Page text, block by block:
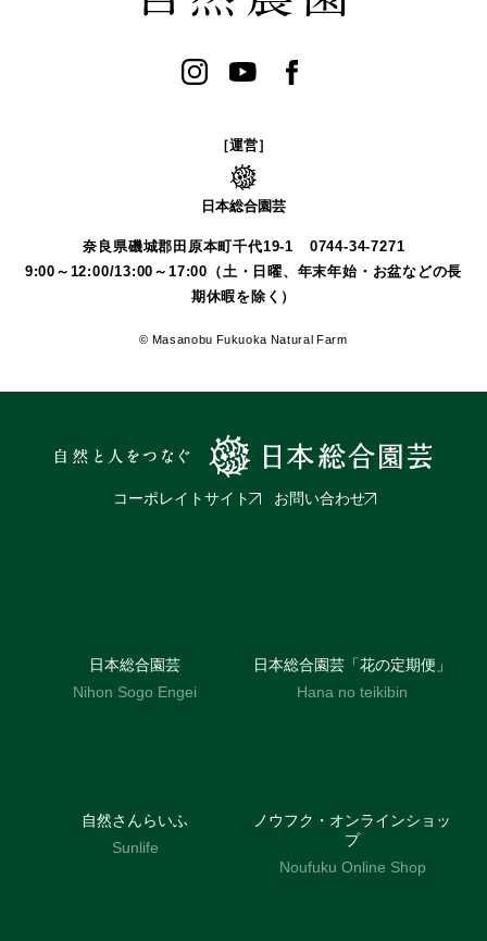
［運営］
日本総合園芸
奈良県磯城郡田原本町千代19-1
0744-34-7271
9:00～12:00/13:00～17:00（土・日曜、年末年始・お盆などの長
期休暇を除く）
© Masanobu Fukuoka Natural Farm
コーポレイトサイト お問い合わせ
日本総合園芸
Nihon Sogo Engei
日本総合園芸「花の定期便」
Hana no teikibin
自然さんらいふ
Sunlife
ノウフク・オンラインショッ
プ
Noufuku Online Shop